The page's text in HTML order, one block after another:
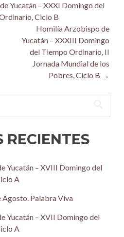
Yucatán – XXXI Domingo del
Ciclo B
Homilía Arzobispo de
Yucatán – XXXIII Domingo
del Tiempo Ordinario, II
Jornada Mundial de los
Pobres, Ciclo B →
RECIENTES
Yucatán – XVIII Domingo del
A
Palabra Viva
Yucatán – XVII Domingo del
A